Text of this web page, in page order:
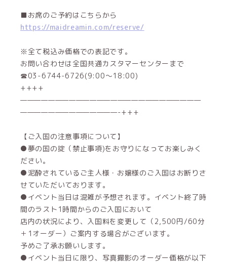
■お席のご予約はこちらから
https://maidreamin.com/reserve/
※全て税込み価格での表記です。
お問い合わせは全国共通カスタマーセンターまで
☎03-6744-6726(9:00～18:00)
++++
——————————————————————————
——————————————-+++
【ご入国の注意事項について】
●夢の国の掟（禁止事項)をお守りになってお楽しみく
ださい。
●泥酔されているご主人様・お嬢様のご入国はお断りさ
せていただいております。
●イベント当日は混雑が予想されます。イベント終了時
間のラスト1時間からのご入国において
店内の状況により、入国料を変更して（2,500円/60分
＋1オーダー）ご案内する場合がございます。
予めご了承お願いします。
●イベント当日に限り、写真撮影のオーダー価格が以下